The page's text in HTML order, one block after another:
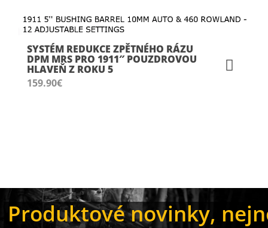
SYSTÉM REDUKCE ZPĚTNÉHO RÁZU
DPM MRS PRO 1911″ POUZDROVOU
HLAVEŇ Z ROKU 5
159.90€
Produktové novinky,